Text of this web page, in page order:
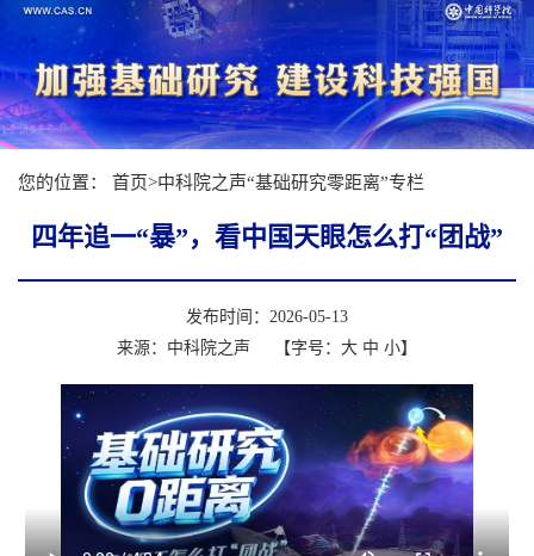
您的位置： 首页>中科院之声“基础研究零距离”专栏
四年追一“暴”，看中国天眼怎么打“团战”
发布时间：2026-05-13
来源：中科院之声
【字号： 大 中 小】